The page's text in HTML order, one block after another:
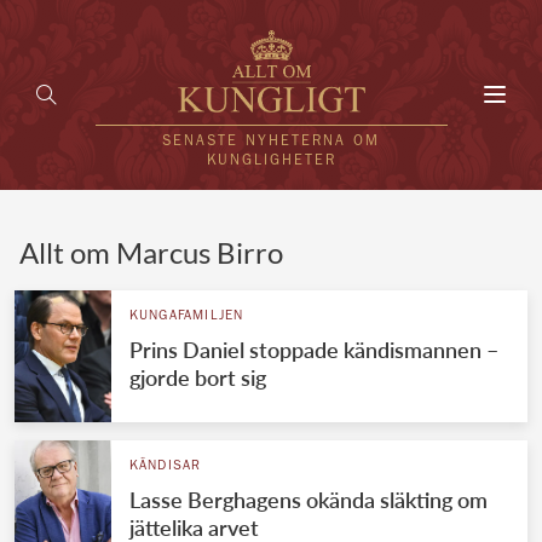
SENASTE NYHETERNA OM
KUNGLIGHETER
UTLÄNDSKT
VÄRLDENS KUNGAHUS
Svenska kungahuset
Brittiska kungahuset
REDAKTION
Allt om Marcus Birro
KUNGAFAMILJEN
Prins Daniel stoppade kändismannen –
gjorde bort sig
KÄNDISAR
Lasse Berghagens okända släkting om
jättelika arvet